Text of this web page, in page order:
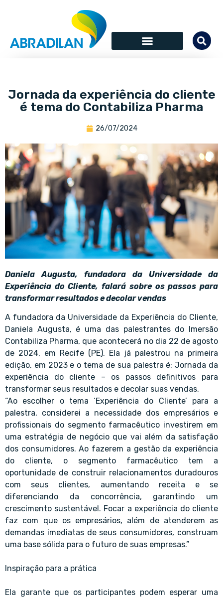
Jornada da experiência do cliente
é tema do Contabiliza Pharma
26/07/2024
Daniela Augusta, fundadora da Universidade da
Experiência do Cliente, falará sobre os passos para
transformar resultados e decolar vendas
A fundadora da Universidade da Experiência do Cliente,
Daniela Augusta, é uma das palestrantes do Imersão
Contabiliza Pharma, que acontecerá no dia 22 de agosto
de 2024, em Recife (PE). Ela já palestrou na primeira
edição, em 2023 e o tema de sua palestra é: Jornada da
experiência do cliente – os passos definitivos para
transformar seus resultados e decolar suas vendas.
“Ao escolher o tema ‘Experiência do Cliente’ para a
palestra, considerei a necessidade dos empresários e
profissionais do segmento farmacêutico investirem em
uma estratégia de negócio que vai além da satisfação
dos consumidores. Ao fazerem a gestão da experiência
do cliente, o segmento farmacêutico tem a
oportunidade de construir relacionamentos duradouros
com seus clientes, aumentando receita e se
diferenciando da concorrência, garantindo um
crescimento sustentável. Focar a experiência do cliente
faz com que os empresários, além de atenderem as
demandas imediatas de seus consumidores, construam
uma base sólida para o futuro de suas empresas.”
Inspiração para a prática
Ela garante que os participantes podem esperar uma